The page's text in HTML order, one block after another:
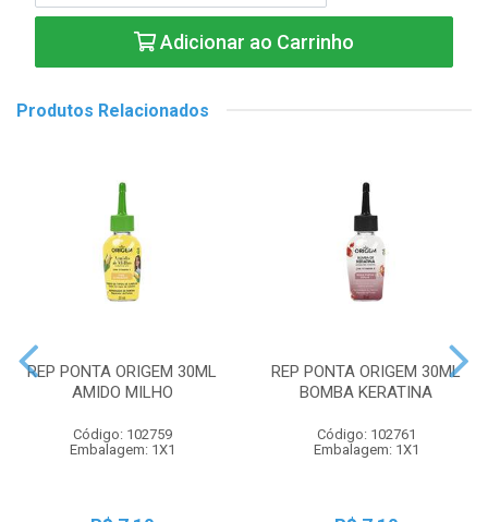
Adicionar ao Carrinho
Produtos Relacionados
REP PONTA ORIGEM 30ML
AMIDO MILHO
Código: 102759
Embalagem: 1X1
REP PONTA ORIGEM 30ML
BOMBA KERATINA
Código: 102761
Embalagem: 1X1